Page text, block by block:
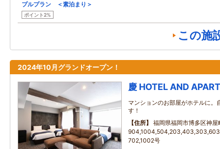
プルプラン ＜素泊まり＞
ポイント2%
この施
2024年10月グランドオープン！
慶 HOTEL AND
マンションのお部屋がホテルに。
す！
住所
福岡県福岡市博多区神
702,1002号